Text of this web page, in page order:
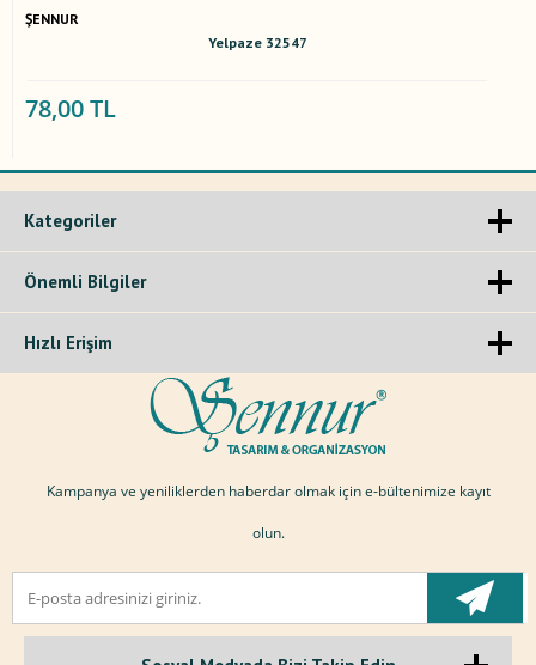
ŞENNUR
Yelpaze 32547
78,00 TL
Kategoriler
Önemli Bilgiler
Hızlı Erişim
Kampanya ve yeniliklerden haberdar olmak için e-bültenimize kayıt
olun.